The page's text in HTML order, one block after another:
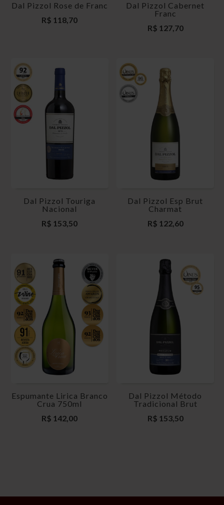
Dal Pizzol Rose de Franc
R$ 118,70
Dal Pizzol Cabernet
Franc
R$ 127,70
Dal Pizzol Touriga
Nacional
R$ 153,50
Dal Pizzol Esp Brut
Charmat
R$ 122,60
Espumante Lirica Branco
Crua 750ml
R$ 142,00
Dal Pizzol Método
Tradicional Brut
R$ 153,50